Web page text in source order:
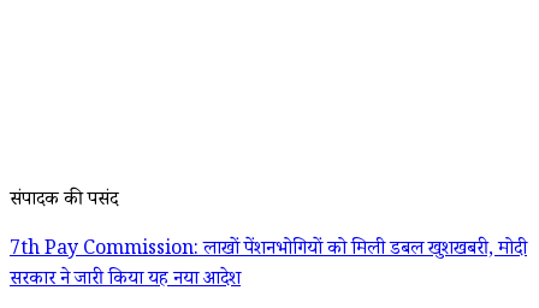
संपादक की पसंद
7th Pay Commission: लाखों पेंशनभोगियों को मिली डबल खुशखबरी, मोदी
सरकार ने जारी किया यह नया आदेश